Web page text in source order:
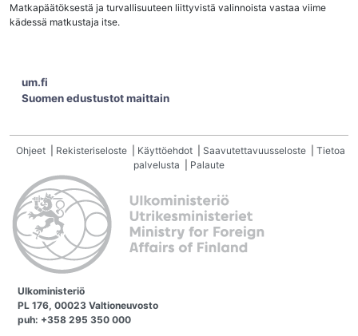
Matkapäätöksestä ja turvallisuuteen liittyvistä valinnoista vastaa viime
kädessä matkustaja itse.
um.fi
Suomen edustustot maittain
Ohjeet| Rekisteriseloste| Käyttöehdot| Saavutettavuusseloste| Tietoa
palvelusta
Palaute
Ulkoministeriö
PL 176, 00023 Valtioneuvosto
puh: +358 295 350 000